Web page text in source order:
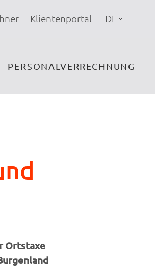
Klientenportal DE
PERSONALVERRECHNUNG
Ortstaxe